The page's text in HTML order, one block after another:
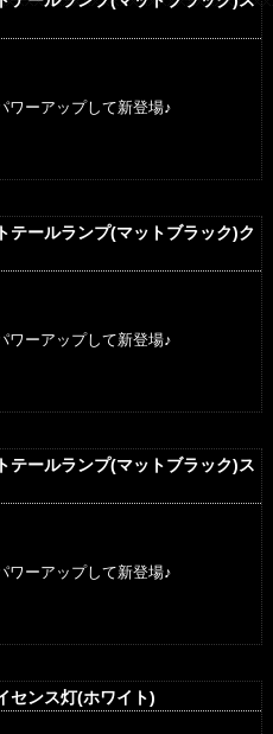
ワーアップして新登場♪
テールランプ(マットブラック)ク
ワーアップして新登場♪
テールランプ(マットブラック)ス
ワーアップして新登場♪
センス灯(ホワイト)